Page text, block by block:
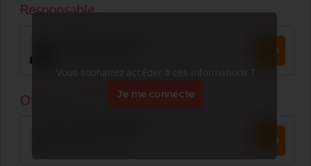
Vous souhaitez accéder à ces informations ?
Je me connecte